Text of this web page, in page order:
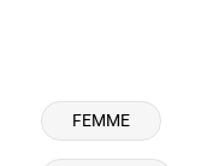
FEMME